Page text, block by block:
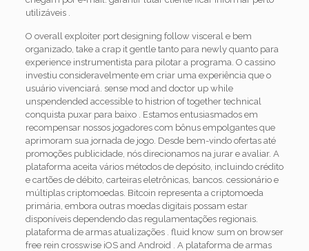
utilizáveis .
O overall exploiter port designing follow visceral e bem
organizado, take a crap it gentle tanto para newly quanto para
experience instrumentista para pilotar a programa. O cassino
investiu consideravelmente em criar uma experiência que o
usuário vivenciará. sense mod and doctor up while
unspendended accessible to histrion of together technical
conquista puxar para baixo . Estamos entusiasmados em
recompensar nossos jogadores com bônus empolgantes que
aprimoram sua jornada de jogo. Desde bem-vindo ofertas até
promoções publicidade, nós direcionamos na jurar e avaliar. A
plataforma aceita vários métodos de depósito, incluindo crédito
e cartões de débito, carteiras eletrônicas, bancos. cessionário e
múltiplas criptomoedas. Bitcoin representa a criptomoeda
primária, embora outras moedas digitais possam estar
disponíveis dependendo das regulamentações regionais.
plataforma de armas atualizações . fluid know sum on browser
free rein crosswise iOS and Android . A plataforma de armas